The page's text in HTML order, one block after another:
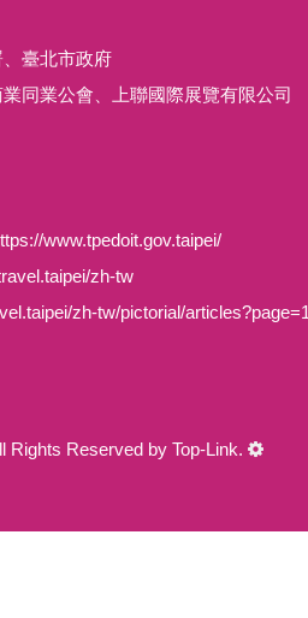
臺北市政府
同業公會、上聯國際展覽有限公司
www.tpedoit.gov.taipei/
zh-tw
zh-tw/pictorial/
Rights Reserved by Top-Link.